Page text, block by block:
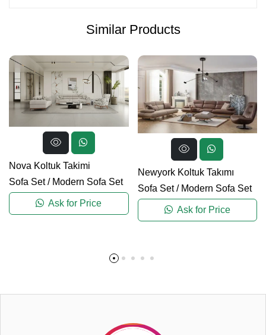
Similar Products
Nova Koltuk Takimi
Sofa Set/ Modern Sofa Set
Ask for Price
Newyork Koltuk Takımı
Sofa Set/ Modern Sofa Set
Ask for Price